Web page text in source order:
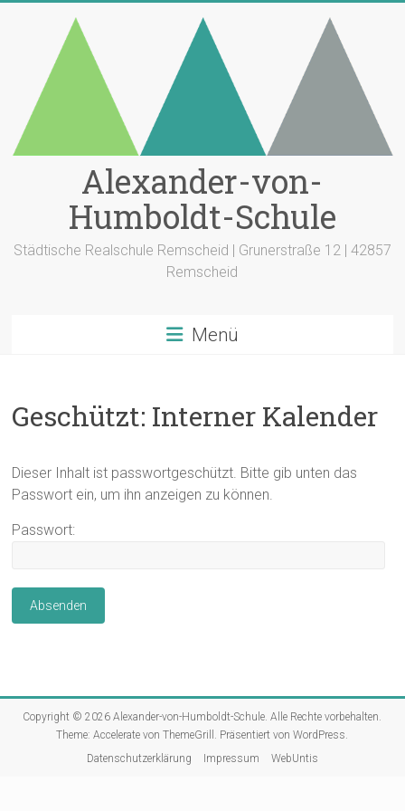
Alexander-von-
Humboldt-Schule
Städtische Realschule Remscheid | Grunerstraße 12 | 42857
Remscheid
Menü
Geschützt: Interner Kalender
Dieser Inhalt ist passwortgeschützt. Bitte gib unten das
Passwort ein, um ihn anzeigen zu können.
Passwort:
Copyright © 2026Alexander-von-Humboldt-Schule . Alle Rechte vorbehalten.
Theme:Accelerate von ThemeGrill. Präsentiert vonWordPress
Datenschutzerklärung
Impressum WebUntis